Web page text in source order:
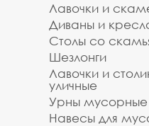
Лавочки и
Диваны и
Столы со
Шезлонги
Лавочки и
уличные
Урны мусорные
Навесы для